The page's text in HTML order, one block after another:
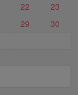
22
23
29
30